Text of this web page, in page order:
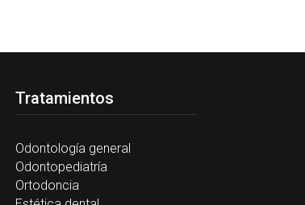
Tratamientos
Odontología general
Odontopediatría
Ortodoncia